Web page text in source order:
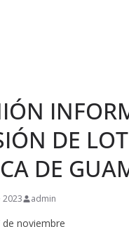
DE
DE
admin
noviembre